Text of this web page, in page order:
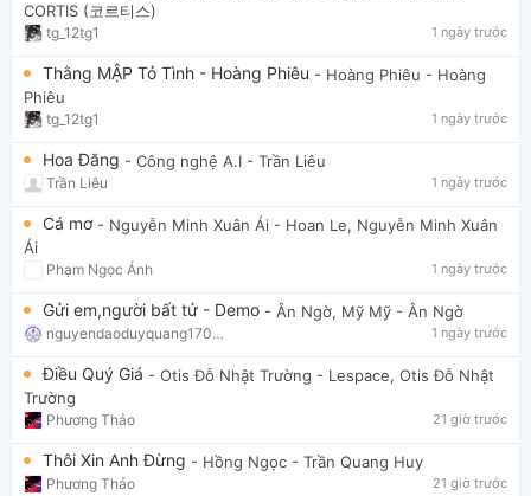
CORTIS (코르티스)
tg_12tg1 1 ngày trước
Thằng MẬP Tỏ Tình - Hoàng Phiêu - Hoàng Phiêu - Hoàng
Phiêu
tg_12tg1 1 ngày trước
Hoa Đăng - Công nghệ A.I - Trần Liêu
Trần Liêu 1 ngày trước
Cá mơ - Nguyễn Minh Xuân Ái - Hoan Le, Nguyễn Minh Xuân
Ái
Phạm Ngọc Ánh 1 ngày trước
Gửi em,người bất tử - Demo - Ân Ngờ, Mỹ Mỹ - Ân Ngờ
nguyendaoduyquang17021 1 ngày trước
Điều Quý Giá - Otis Đỗ Nhật Trường - Lespace, Otis Đỗ Nhật
Trường
Phương Thảo 21 giờ trước
Thôi Xin Anh Đừng - Hồng Ngọc - Trần Quang Huy
Phương Thảo 21 giờ trước